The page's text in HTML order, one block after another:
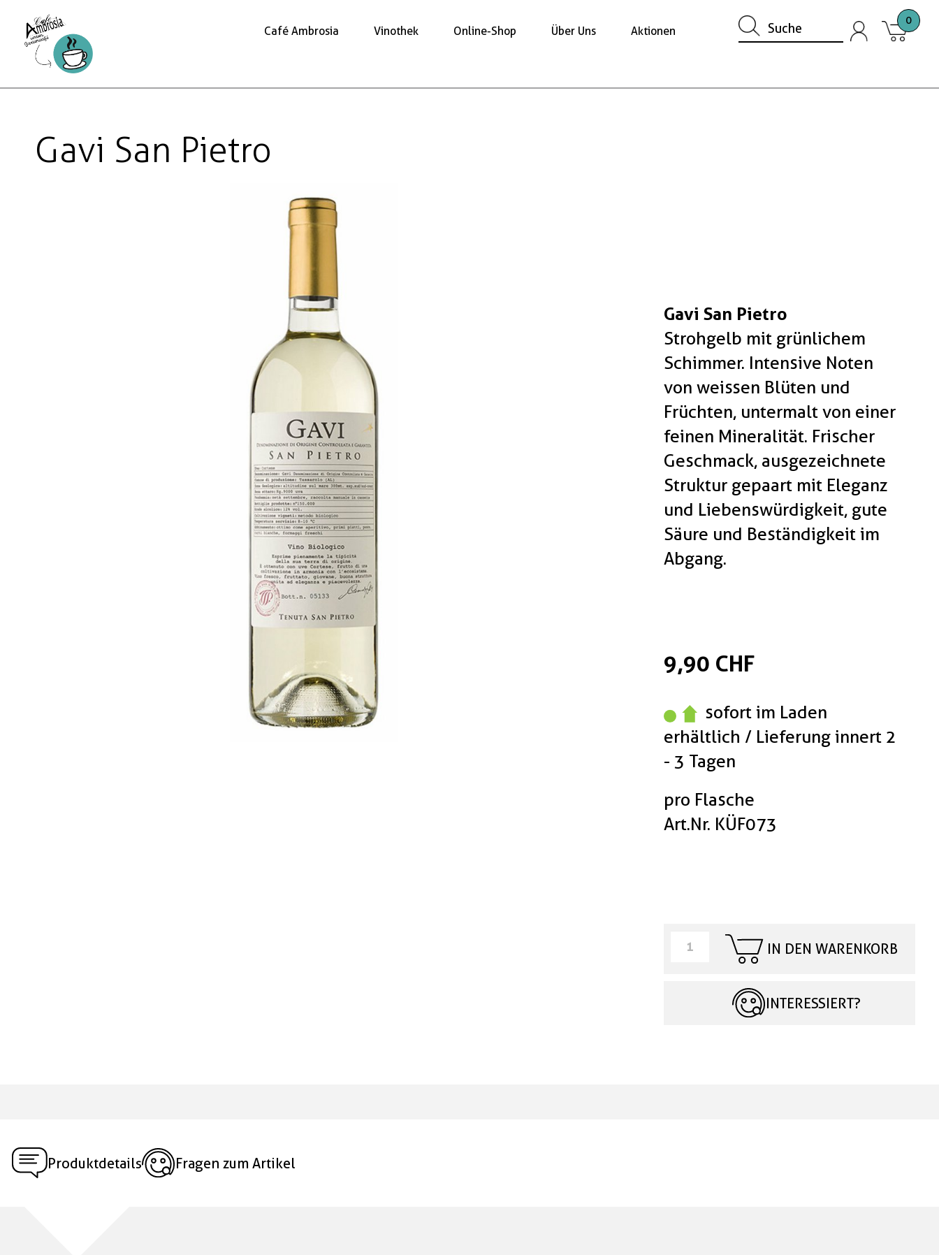
0
Café Ambrosia Vinothek Online-Shop Über Uns Aktionen
Gavi San Pietro
Gavi San Pietro
Strohgelb mit grünlichem
Schimmer. Intensive Noten
von weissen Blüten und
Früchten, untermalt von einer
feinen Mineralität. Frischer
Geschmack, ausgezeichnete
Struktur gepaart mit Eleganz
und Liebenswürdigkeit, gute
Säure und Beständigkeit im
Abgang.
9,90 CHF
sofort im Laden
erhältlich / Lieferung innert 2
- 3 Tagen
pro Flasche
Art.Nr. KÜF073
IN DEN WARENKORB
INTERESSIERT?
Produktdetails Fragen zum Artikel